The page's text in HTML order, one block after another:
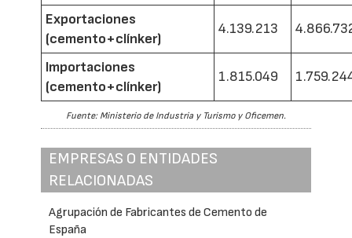
Exportaciones
(cemento+clínker)
4.139.213
Importaciones
(cemento+clínker)
1.815.049
Fuente: Ministerio de Industria y Turismo y Oficemen.
EMPRESAS O ENTIDADES
RELACIONADAS
Agrupación de Fabricantes de Cemento de
España